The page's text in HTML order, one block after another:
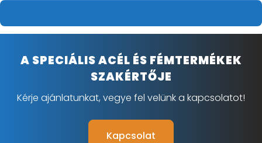
A SPECIÁLIS ACÉL ÉS FÉMTERMÉKEK
SZAKÉRTŐJE
Kérje ajánlatunkat, vegye fel velünk a kapcsolatot!
Kapcsolat